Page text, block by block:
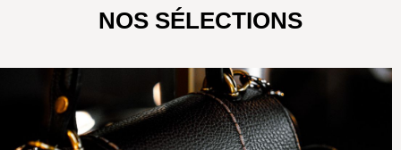
NOS SÉLECTIONS